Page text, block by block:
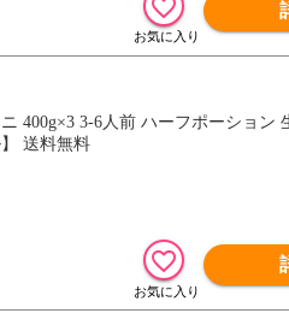
400g×3 3-6人前 ハーフポーション
送料無料